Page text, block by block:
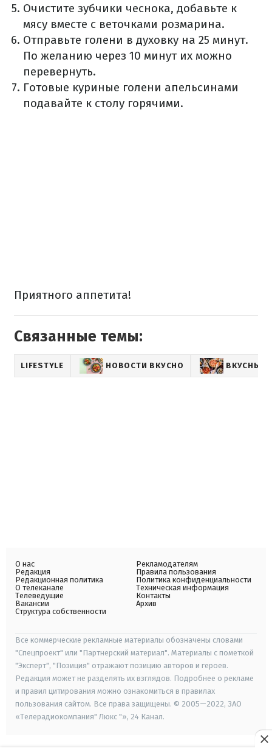
Очистите зубчики чеснока, добавьте к
мясу вместе с веточками розмарина.
Отправьте голени в духовку на 25 минут.
По желанию через 10 минут их можно
перевернуть.
Готовые куриные голени апельсинами
подавайте к столу горячими.
Приятного аппетита!
Связанные темы:
LIFESTYLE НОВОСТИ ВКУСНО ВКУСНЫЕ
О нас
Редакция
Редакционная политика
О телеканале
Телеведущие
Вакансии
Структура собственности
Рекламодателям
Правила пользования
Политика конфиденциальности
Техническая информация
Контакты
Архив
Все коммерческие рекламные материалы обозначены словами
"Спецпроект" или "Партнерский материал". Материалы с пометкой
"Эксперт", "Позиция" отражают позицию авторов и героев.
Редакция может не разделять их взглядов. Подробнее о рекламе
и правил цитирования можно ознакомиться в правилах
пользования сайтом. Все права защищены. © 2005—2022, ЗАО
«Телерадиокомпания" Люкс "», 24 Канал.